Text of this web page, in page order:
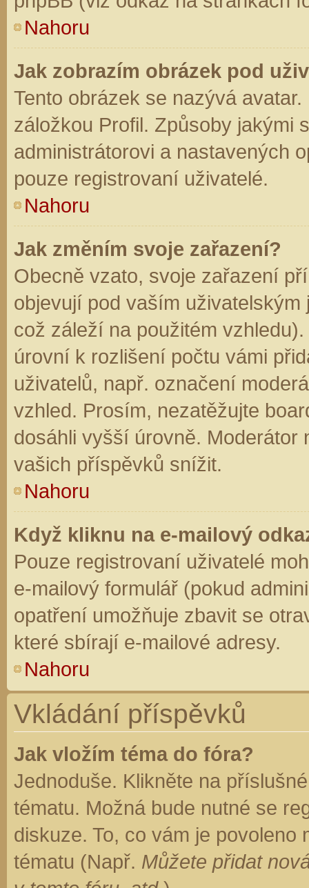
Nahoru
Jak zobrazím obrázek pod
Tento obrázek se nazývá
záložkou Profil. Způsoby jakými
administrátorovi a nastavených
pouze registrovaní uživatelé.
Nahoru
Jak změním svoje zařazení?
Obecně vzato, svoje zařazení
objevují pod vaším
což záleží na použitém
úrovní k rozlišení počtu vámi
uživatelů, např. označení
vzhled. Prosím, nezatěžujte
dosáhli vyšší úrovně. Moderátor
vašich příspěvků snížit.
Nahoru
Když kliknu na e-mailový
Pouze registrovaní uživatelé
e-mailový formulář (pokud
opatření umožňuje zbavit se
které sbírají e-mailové adresy.
Nahoru
Vkládání příspěvků
Jak vložím téma do fóra?
Jednoduše. Klikněte na
tématu. Možná bude nutné se
diskuze. To, co vám je
tématu (Např. Můžete přidat